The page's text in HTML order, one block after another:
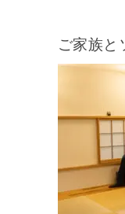
ご家族と